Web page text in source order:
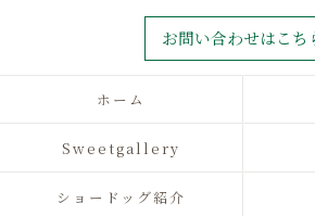
お問い合わせはこち
ホーム
Sweetgallery
ショードッグ紹介